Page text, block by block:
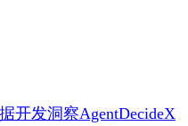
开发洞察AgentDecideX